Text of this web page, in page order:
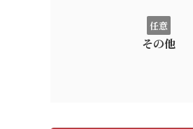
任意
その他